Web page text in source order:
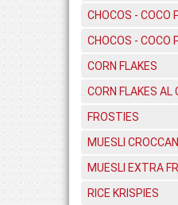
CHOCOS - COCO
CHOCOS - COCO
CORN FLAKES
CORN FLAKES AL
FROSTIES
MUESLI
MUESLI EXTRA
RICE KRISPIES